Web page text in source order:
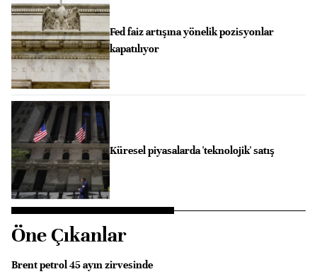
Fed faiz artışına yönelik pozisyonlar
kapatılıyor
Küresel piyasalarda 'teknolojik' satış
Öne Çıkanlar
Brent petrol 45 ayın zirvesinde